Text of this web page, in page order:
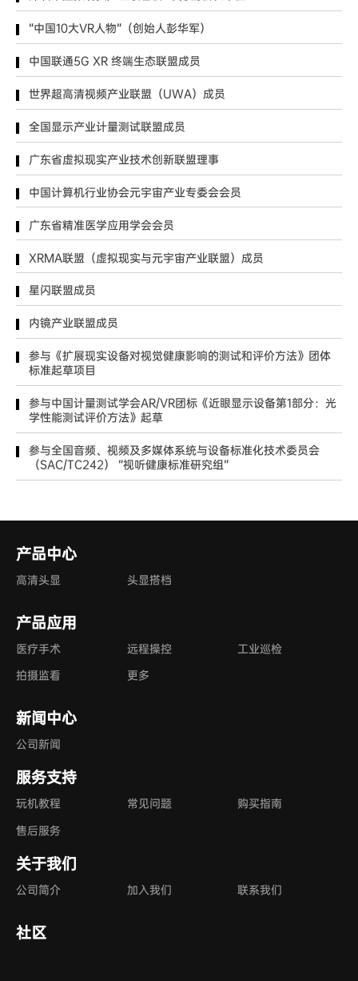
“中国10大VR人物”（创始人彭华军）
中国联通5G XR 终端生态联盟成员
世界超高清视频产业联盟（UWA）成员
全国显示产业计量测试联盟成员
广东省虚拟现实产业技术创新联盟理事
中国计算机行业协会元宇宙产业专委会会员
广东省精准医学应用学会会员
XRMA联盟（虚拟现实与元宇宙产业联盟）成员
星闪联盟成员
内镜产业联盟成员
参与《扩展现实设备对视觉健康影响的测试和评价方法》团体
标准起草项目
参与中国计量测试学会AR/VR团标《近眼显示设备第1部分：光
学性能测试评价方法》起草
参与全国音频、视频及多媒体系统与设备标准化技术委员会
（SAC/TC242） “视听健康标准研究组”
产品中心
高清头显 头显搭档
产品应用
医疗手术 远程操控
工业巡检
拍摄监看
更多
新闻中心
公司新闻
服务支持
玩机教程 常见问题
购买指南
售后服务
关于我们
公司简介 加入我们 联系我们
社区